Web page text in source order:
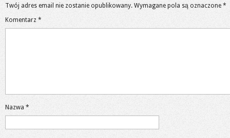
Twój adres email nie zostanie opublikowany. Wymagane pola są oznaczone *
Komentarz *
Nazwa *